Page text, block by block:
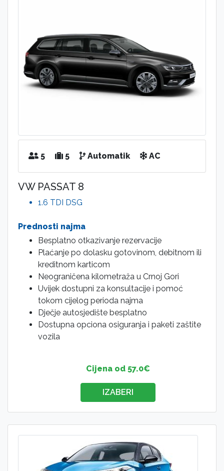
5 5 Automatik AC
VW PASSAT 8
1.6 TDI DSG
Prednosti najma
Besplatno otkazivanje rezervacije
Plaćanje po dolasku gotovinom, debitnom ili
kreditnom karticom
Neograničena kilometraža u Crnoj Gori
Uvijek dostupni za konsultacije i pomoć
tokom cijelog perioda najma
Dječje autosjedište besplatno
Dostupna opciona osiguranja i paketi zaštite
vozila
Cijena od 57.0€
IZABERI